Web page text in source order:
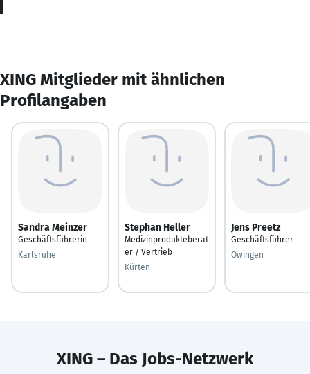
XING Mitglieder mit ähnlichen
Profilangaben
Sandra Meinzer
Geschäftsführerin
Karlsruhe
Stephan Heller
Medizinprodukteberat
er / Vertrieb
Kürten
Jens Preetz
Geschäftsführer
Owingen
XING – Das Jobs-Netzwerk